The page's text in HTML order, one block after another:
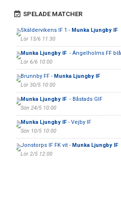
SPELADE MATCHER
Skäldervikens IF 1 - Munka Ljungby IF
Lör 13/6 11:30
Munka Ljungby IF - Ängelholms FF blå
Lör 6/6 10:00
Brunnby FF - Munka Ljungby IF
Lör 30/5 10:00
Munka Ljungby IF - Båstads GIF
Sön 24/5 10:00
Munka Ljungby IF- Vejby IF
Sön 10/5 10:00
Jonstorps IF FK vit - Munka Ljungby IF
Lör 2/5 12:00